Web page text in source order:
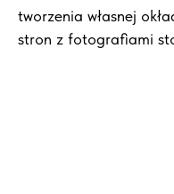
tworzenia własnej
stron z fotografiami